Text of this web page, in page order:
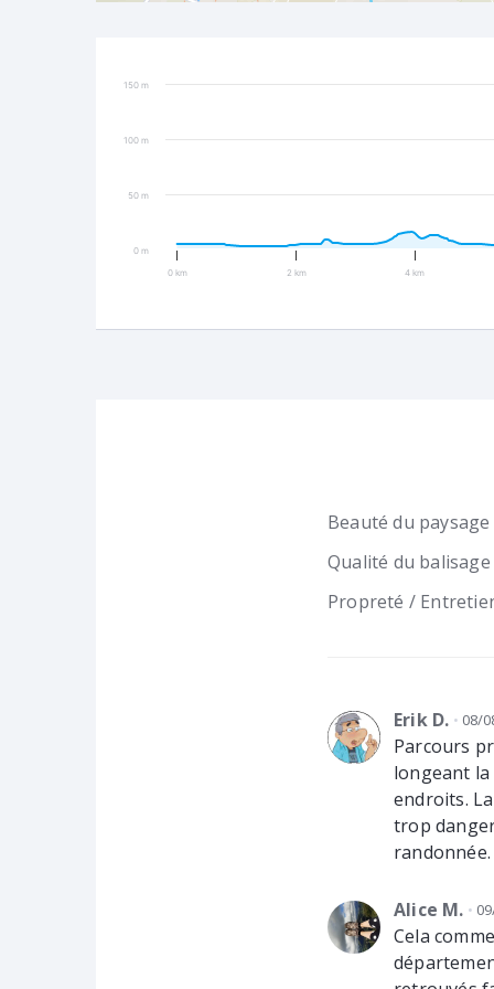
0 km 2 km 4 km
0 m
50 m
100 m
150 m
Beauté du paysage
Qualité du balisage
Propreté /
Erik D. 08/
Parcours
longeant
endroits.
trop
randonnée.
Alice M.
Cela